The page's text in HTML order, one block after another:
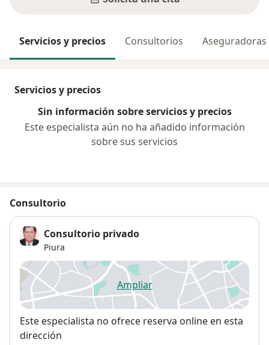
Servicios y precios Consultorios Aseguradoras
Servicios y precios
Sin información sobre servicios y precios
Este especialista aún no ha añadido información
sobre sus servicios
Consultorio
Consultorio privado
Piura
Ampliarse abre en una nueva
Disponibilidad
Este especialista no ofrece reserva online en esta
dirección